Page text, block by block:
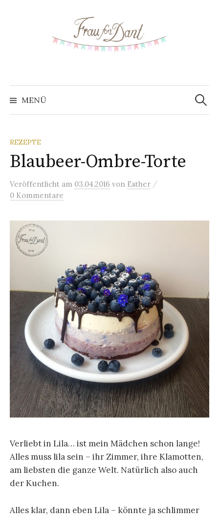
e
z
u
I
h
l
MENÜ S
c
REZEPTE
Blaubeer-Ombre-Torte
Veröffentlicht am 03.04.2016 von Esther /
0 Kommentare
Verliebt in Lila… ist mein Mädchen schon lange!
Alles muss lila sein – ihr Zimmer, ihre Klamotten,
am liebsten die ganze Welt. Natürlich also auch
der Kuchen.
Alles klar, dann eben Lila – könnte ja schlimmer